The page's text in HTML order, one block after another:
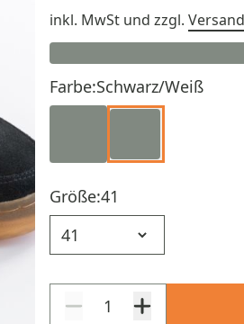
inkl. MwSt und zzgl. Versand
Farbe:Schwarz/Weiß
Größe:41